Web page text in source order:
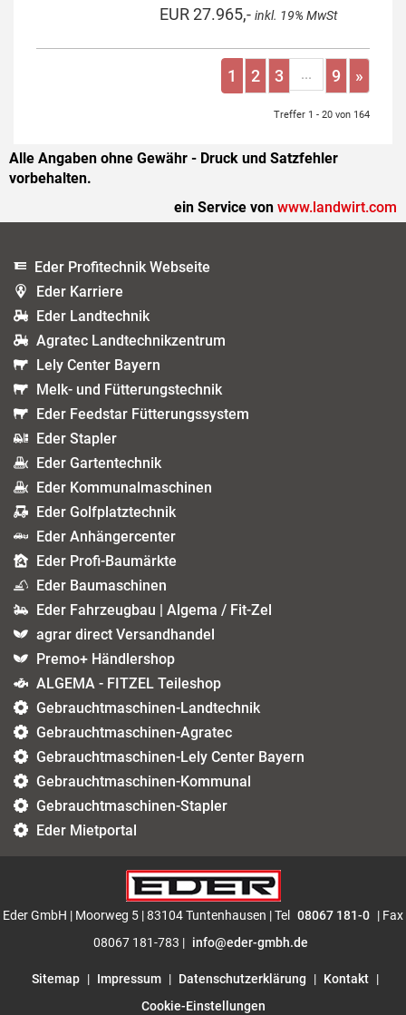
EUR 27.965,- inkl. 19% MwSt
1 2 3 ... 9 »
Treffer 1 - 20 von 164
Alle Angaben ohne Gewähr - Druck und Satzfehler
vorbehalten.
ein Service von www.landwirt.com
Eder Profitechnik Webseite
Eder Karriere
Eder Landtechnik
Agratec Landtechnikzentrum
Lely Center Bayern
Melk- und Fütterungstechnik
Eder Feedstar Fütterungssystem
Eder Stapler
Eder Gartentechnik
Eder Kommunalmaschinen
Eder Golfplatztechnik
Eder Anhängercenter
Eder Profi-Baumärkte
Eder Baumaschinen
Eder Fahrzeugbau | Algema / Fit-Zel
agrar direct Versandhandel
Premo+ Händlershop
ALGEMA - FITZEL Teileshop
Gebrauchtmaschinen-Landtechnik
Gebrauchtmaschinen-Agratec
Gebrauchtmaschinen-Lely Center Bayern
Gebrauchtmaschinen-Kommunal
Gebrauchtmaschinen-Stapler
Eder Mietportal
Eder GmbH | Moorweg 5 | 83104 Tuntenhausen | Tel 08067 181-0 | Fax
08067 181-783 | info@eder-gmbh.de
Sitemap | Impressum | Datenschutzerklärung | Kontakt |
Cookie-Einstellungen